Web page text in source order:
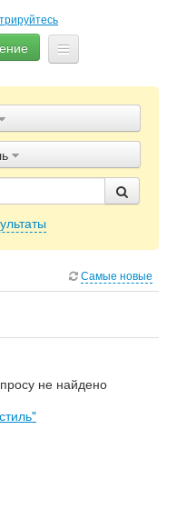
Самые новые
не найдено